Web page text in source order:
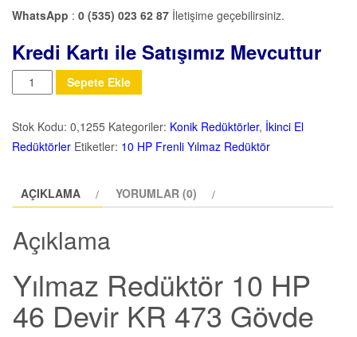
WhatsApp : 0 (535) 023 62 87 İletişime geçebilirsiniz.
Kredi Kartı ile Satışımız Mevcuttur
Miktar Sepete Ekle
Stok Kodu: 0,1255 Kategoriler: Konik Redüktörler, İkinci El
Redüktörler Etiketler: 10 HP Frenli Yılmaz Redüktör
AÇIKLAMA YORUMLAR (0)
Açıklama
Yılmaz Redüktör 10 HP
46 Devir KR 473 Gövde